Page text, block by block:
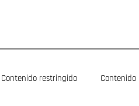
Contenido restringido